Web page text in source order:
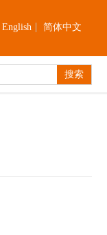
English 简体中文
搜索